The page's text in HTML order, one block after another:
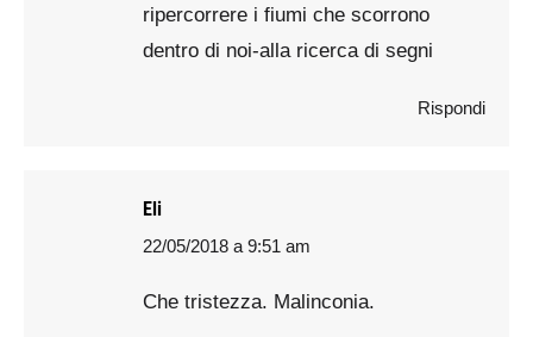
ripercorrere i fiumi che scorrono
dentro di noi-alla ricerca di segni
Rispondi
Eli
says:
22/05/2018 a 9:51 am
Che tristezza. Malinconia.